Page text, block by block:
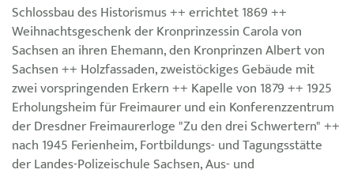
Schlossbau des Historismus ++ errichtet 1869 ++
Weihnachtsgeschenk der Kronprinzessin Carola von
Sachsen an ihren Ehemann, den Kronprinzen Albert von
Sachsen ++ Holzfassaden, zweistöckiges Gebäude mit
zwei vorspringenden Erkern ++ Kapelle von 1879 ++ 1925
Erholungsheim für Freimaurer und ein Konferenzzentrum
der Dresdner Freimaurerloge "Zu den drei Schwertern" ++
nach 1945 Ferienheim, Fortbildungs- und Tagungsstätte
der Landes-Polizeischule Sachsen, Aus- und